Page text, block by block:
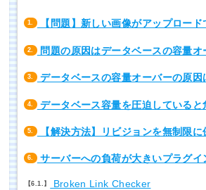
1. 【問題】新しい画像がアップロード
2. 問題の原因はデータベースの容量オ
3. データベースの容量オーバーの原因
4. データベース容量を圧迫していると
5. 【解決方法】リビジョンを無制限に
6. サーバーへの負荷が大きいプラグイ
6.1. Broken Link Checker